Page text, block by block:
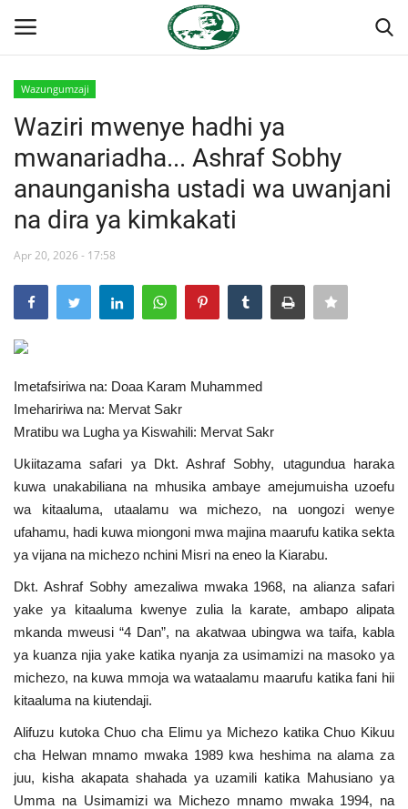
Nyumba
Jukwaa la Nasser la Kimataifa
Wasiliana
Onyesho la Majaribio
Misri
Timu yetu
Urithi wa Nasser
Habari
Harakati ya Nasser kwa Vijana
Kanuni na Masharti ya Udhamini wa
Nasser
Udhamini wa Nasser
Nyaraka na Marejeleo
Waanzilishi
Raia wa ulimwengu mzima
Wazungumzaji
Waziri mwenye hadhi ya
mwanariadha... Ashraf Sobhy
anaunganisha ustadi wa uwanjani
na dira ya kimkakati
Apr 20, 2026 - 17:58
Imetafsiriwa na: Doaa Karam Muhammed
Imehaririwa na: Mervat Sakr
Mratibu wa Lugha ya Kiswahili: Mervat Sakr
Ukiitazama safari ya Dkt. Ashraf Sobhy, utagundua haraka
kuwa unakabiliana na mhusika ambaye amejumuisha uzoefu
wa kitaaluma, utaalamu wa michezo, na uongozi wenye
ufahamu, hadi kuwa miongoni mwa majina maarufu katika sekta
ya vijana na michezo nchini Misri na eneo la Kiarabu.
Dkt. Ashraf Sobhy amezaliwa mwaka 1968, na alianza safari
yake ya kitaaluma kwenye zulia la karate, ambapo alipata
mkanda mweusi “4 Dan”, na akatwaa ubingwa wa taifa, kabla
ya kuanza njia yake katika nyanja za usimamizi na masoko ya
michezo, na kuwa mmoja wa wataalamu maarufu katika fani hii
kitaaluma na kiutendaji.
Alifuzu kutoka Chuo cha Elimu ya Michezo katika Chuo Kikuu
cha Helwan mnamo mwaka 1989 kwa heshima na alama za
juu, kisha akapata shahada ya uzamili katika Mahusiano ya
Umma na Usimamizi wa Michezo mnamo mwaka 1994, na